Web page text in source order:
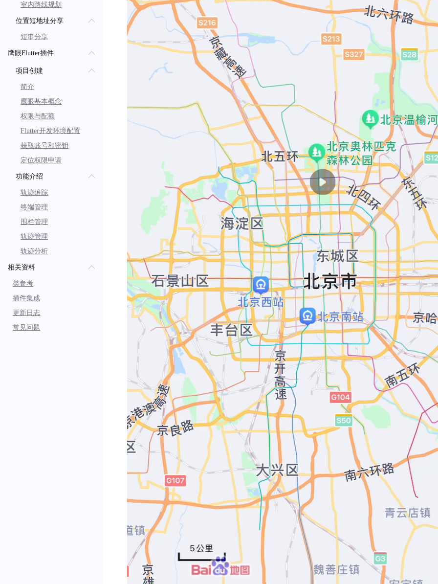
室内路线规划
位置短地址分享
短串分享
鹰眼Flutter插件
项目创建
简介
鹰眼基本概念
权限与配额
Flutter开发环境配置
获取账号和密钥
定位权限申请
功能介绍
轨迹追踪
终端管理
围栏管理
轨迹管理
轨迹分析
相关资料
类参考
插件集成
更新日志
常见问题